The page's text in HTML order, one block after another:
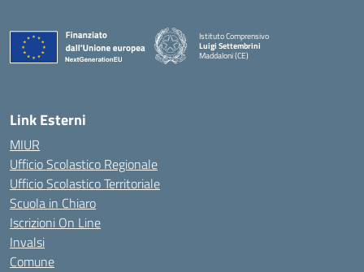
Istituto Comprensivo
Luigi Settembrini
Maddaloni (CE)
Link Esterni
MIUR
Ufficio Scolastico Regionale
Ufficio Scolastico Territoriale
Scuola in Chiaro
Iscrizioni On Line
Invalsi
Comune